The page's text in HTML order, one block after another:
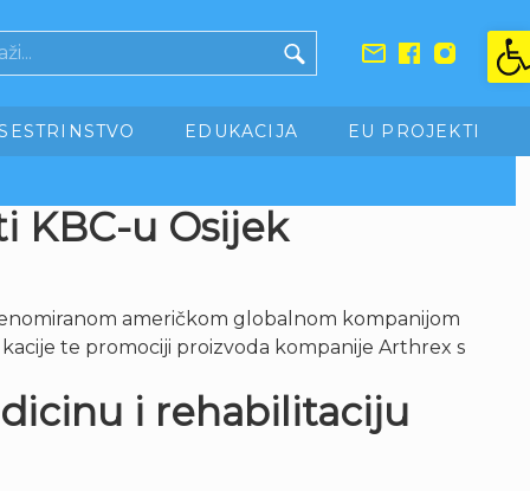
EDUKACIJA EU PROJEKTI
KBC-u Osijek
američkom globalnom kompanijom
te promociji proizvoda kompanije Arthrex s
i rehabilitaciju